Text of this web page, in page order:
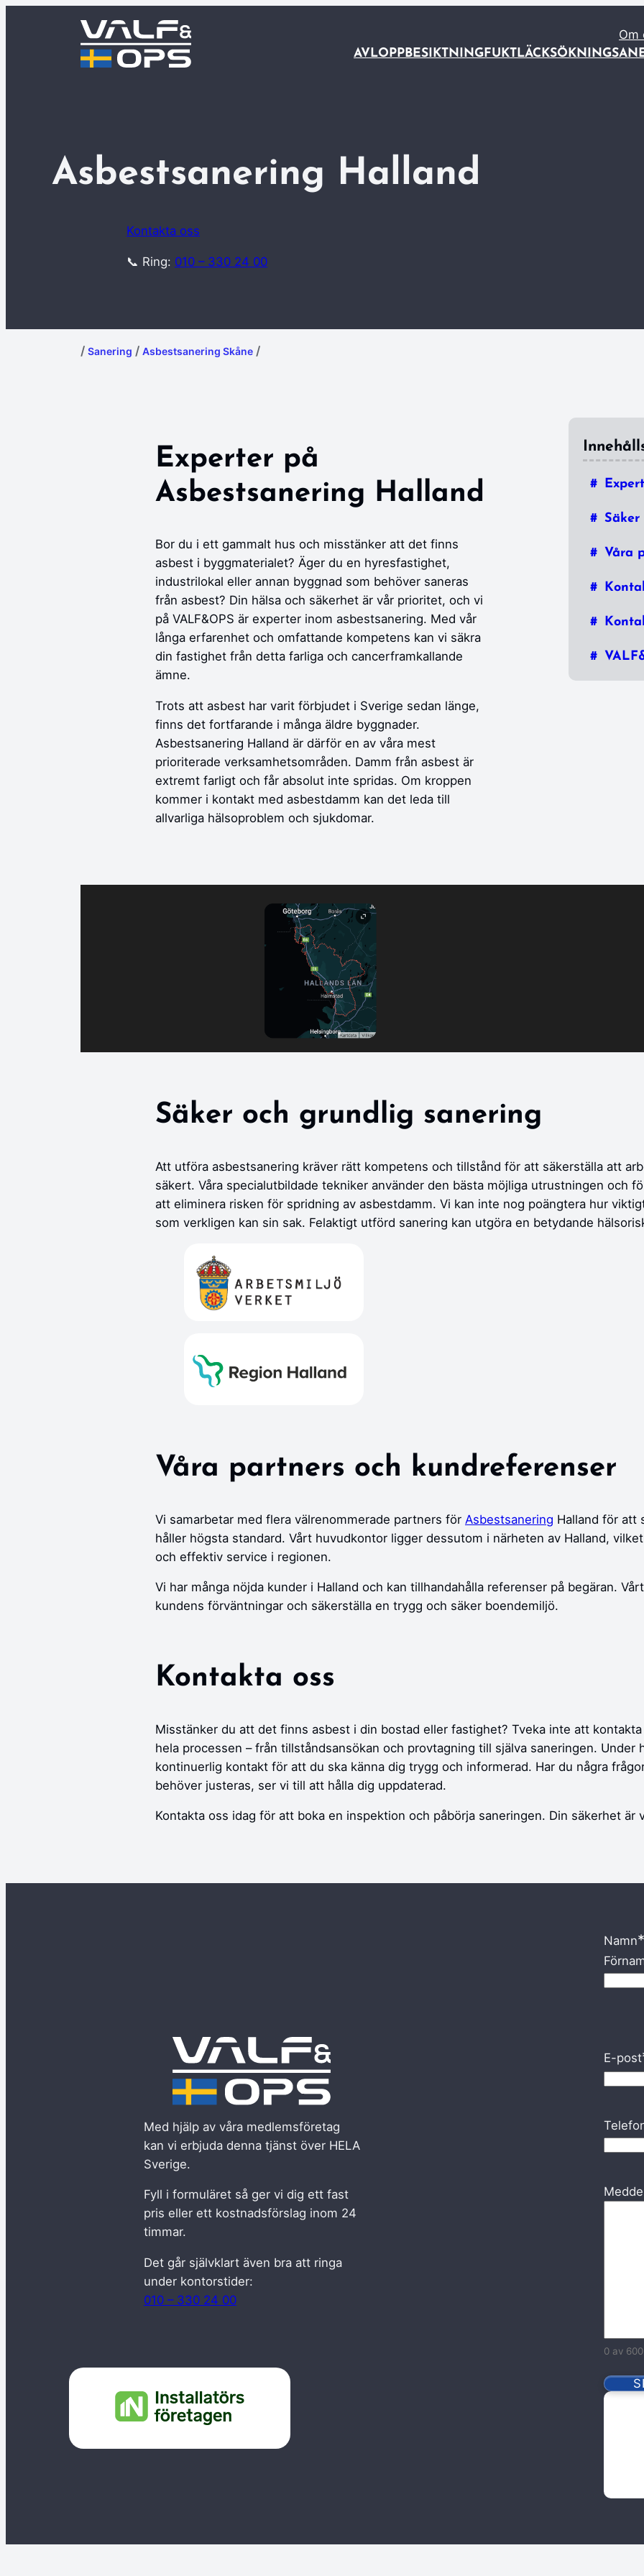
Om
AVLOPP BESIKTNING FUKT LÄCKSÖKNING
Asbestsanering Halland
Kontakta oss
📞 Ring: 010 – 330 24 00
/ Sanering / Asbestsanering Skåne /
Experter på
Asbestsanering Halland
Bor du i ett gammalt hus och misstänker att det finns
asbest i byggmaterialet? Äger du en hyresfastighet,
industrilokal eller annan byggnad som behöver saneras
från asbest? Din hälsa och säkerhet är vår prioritet, och vi
på VALF&OPS är experter inom asbestsanering. Med vår
långa erfarenhet och omfattande kompetens kan vi säkra
din fastighet från detta farliga och cancerframkallande
ämne.
Trots att asbest har varit förbjudet i Sverige sedan länge,
finns det fortfarande i många äldre byggnader.
Asbestsanering Halland är därför en av våra mest
prioriterade verksamhetsområden. Damm från asbest är
extremt farligt och får absolut inte spridas. Om kroppen
kommer i kontakt med asbestdamm kan det leda till
allvarliga hälsoproblem och sjukdomar.
Våra
Säker och grundlig sanering
Att utföra asbestsanering kräver rätt kompetens och tillstånd för att säkerställa att
säkert. Våra specialutbildade tekniker använder den bästa möjliga utrustningen och
att eliminera risken för spridning av asbestdamm. Vi kan inte nog poängtera hur
som verkligen kan sin sak. Felaktigt utförd sanering kan utgöra en betydande
Våra partners och kundreferenser
Vi samarbetar med flera välrenommerade partners för Asbestsanering Halland för att
håller högsta standard. Vårt huvudkontor ligger dessutom i närheten av Halland,
och effektiv service i regionen.
Vi har många nöjda kunder i Halland och kan tillhandahålla referenser på begäran.
kundens förväntningar och säkerställa en trygg och säker boendemiljö.
Kontakta oss
Misstänker du att det finns asbest i din bostad eller fastighet? Tveka inte att
hela processen – från tillståndsansökan och provtagning till själva saneringen. Under
kontinuerlig kontakt för att du ska känna dig trygg och informerad. Har du några
behöver justeras, ser vi till att hålla dig uppdaterad.
Kontakta oss idag för att boka en inspektion och påbörja saneringen. Din säkerhet är
Med hjälp av våra medlemsföretag
kan vi erbjuda denna tjänst över HELA
Sverige.
Fyll i formuläret så ger vi dig ett fast
pris eller ett kostnadsförslag inom 24
timmar.
Det går självklart även bra att ringa
under kontorstider:
010 – 330 24 00
Namn*
E-post
0 av